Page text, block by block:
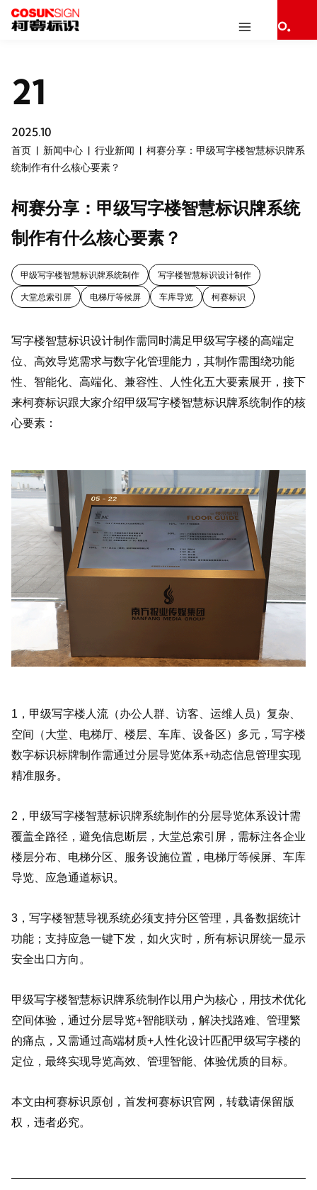
首页 新闻中心 行业新闻
柯赛分享：甲级写字楼智慧标识牌系
统制作有什么核心要素？
柯赛分享：甲级写字楼智慧标识牌系统
制作有什么核心要素？
甲级写字楼智慧标识牌系统制作 写字楼智慧标识设计制作
大堂总索引屏 电梯厅等候屏 车库导览 柯赛标识
21
2025.10
写字楼智慧标识设计制作需同时满足甲级写字楼的高端定
位、高效导览需求与数字化管理能力，其制作需围绕功能
性、智能化、高端化、兼容性、人性化五大要素展开，接下
来柯赛标识跟大家介绍甲级写字楼智慧标识牌系统制作的核
心要素：
1，甲级写字楼人流（办公人群、访客、运维人员）复杂、
空间（大堂、电梯厅、楼层、车库、设备区）多元，写字楼
数字标识标牌制作需通过分层导览体系+动态信息管理实现
精准服务。
2，甲级写字楼智慧标识牌系统制作的分层导览体系设计需
覆盖全路径，避免信息断层，大堂总索引屏，需标注各企业
楼层分布、电梯分区、服务设施位置，电梯厅等候屏、车库
导览、应急通道标识。
3，写字楼智慧导视系统必须支持分区管理，具备数据统计
功能；支持应急一键下发，如火灾时，所有标识屏统一显示
安全出口方向。
甲级写字楼智慧标识牌系统制作以用户为核心，用技术优化
空间体验，通过分层导览+智能联动，解决找路难、管理繁
的痛点，又需通过高端材质+人性化设计匹配甲级写字楼的
定位，最终实现导览高效、管理智能、体验优质的目标。
本文由柯赛标识原创，首发柯赛标识官网，转载请保留版
权，违者必究。